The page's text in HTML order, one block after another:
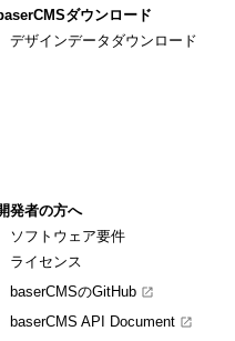
ダウンロード
デザインデータダウンロード
発者の方へ
ソフトウェア要件
ライセンス
baserCMSのGitHub
baserCMS API Document